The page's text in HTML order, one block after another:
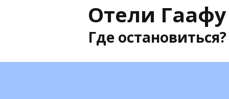
Отели
Где остановиться?